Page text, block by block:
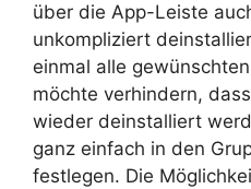
über die App-Leiste
unkompliziert
einmal alle
möchte verhindern,
wieder deinstalliert
ganz einfach in den
festlegen. Die